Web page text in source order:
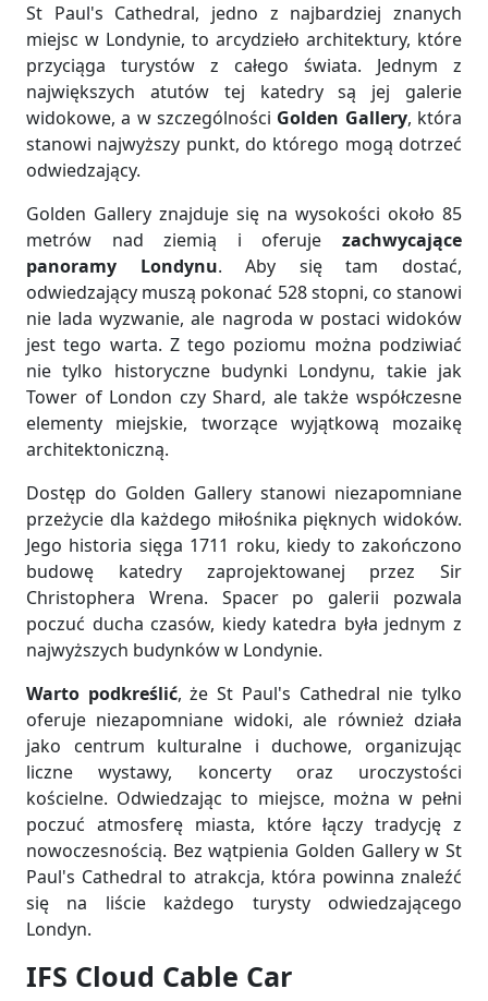
St Paul's Cathedral, jedno z najbardziej znanych
miejsc w Londynie, to arcydzieło architektury, które
przyciąga turystów z całego świata. Jednym z
największych atutów tej katedry są jej galerie
widokowe, a w szczególności Golden Gallery, która
stanowi najwyższy punkt, do którego mogą dotrzeć
odwiedzający.
Golden Gallery znajduje się na wysokości około 85
metrów nad ziemią i oferuje zachwycające
panoramy Londynu. Aby się tam dostać,
odwiedzający muszą pokonać 528 stopni, co stanowi
nie lada wyzwanie, ale nagroda w postaci widoków
jest tego warta. Z tego poziomu można podziwiać
nie tylko historyczne budynki Londynu, takie jak
Tower of London czy Shard, ale także współczesne
elementy miejskie, tworzące wyjątkową mozaikę
architektoniczną.
Dostęp do Golden Gallery stanowi niezapomniane
przeżycie dla każdego miłośnika pięknych widoków.
Jego historia sięga 1711 roku, kiedy to zakończono
budowę katedry zaprojektowanej przez Sir
Christophera Wrena. Spacer po galerii pozwala
poczuć ducha czasów, kiedy katedra była jednym z
najwyższych budynków w Londynie.
Warto podkreślić, że St Paul's Cathedral nie tylko
oferuje niezapomniane widoki, ale również działa
jako centrum kulturalne i duchowe, organizując
liczne wystawy, koncerty oraz uroczystości
kościelne. Odwiedzając to miejsce, można w pełni
poczuć atmosferę miasta, które łączy tradycję z
nowoczesnością. Bez wątpienia Golden Gallery w St
Paul's Cathedral to atrakcja, która powinna znaleźć
się na liście każdego turysty odwiedzającego
Londyn.
IFS Cloud Cable Car